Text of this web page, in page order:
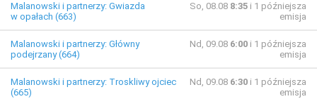
Malanowski i partnerzy: Gwiazda
w opałach (663)
So, 08.08 8:35 i 1 późniejsza
emisja
Malanowski i partnerzy: Główny
podejrzany (664)
Nd, 09.08 6:00 i 1 późniejsza
emisja
Malanowski i partnerzy: Troskliwy ojciec
(665)
Nd, 09.08 6:30 i 1 późniejsza
emisja